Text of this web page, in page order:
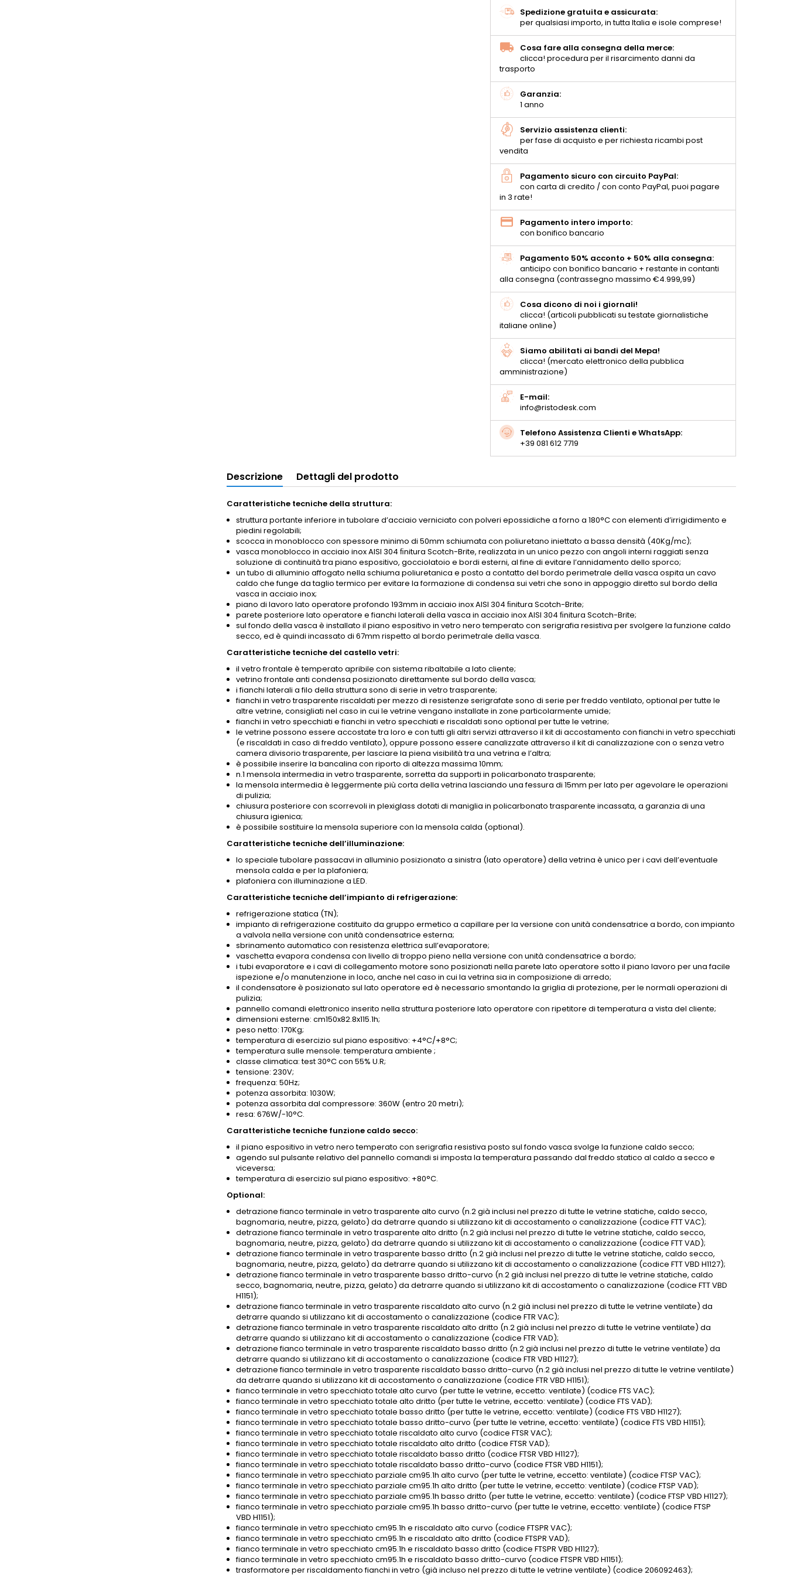
Spedizione gratuita e assicurata:
per qualsiasi importo, in tutta Italia e isole comprese!
Cosa fare alla consegna della merce:
clicca! procedura per il risarcimento danni da
trasporto
Garanzia:
1 anno
Servizio assistenza clienti:
per fase di acquisto e per richiesta ricambi post
vendita
Pagamento sicuro con circuito PayPal:
con carta di credito / con conto PayPal, puoi pagare
in 3 rate!
Pagamento intero importo:
con bonifico bancario
Pagamento 50% acconto + 50% alla consegna:
anticipo con bonifico bancario + restante in contanti
alla consegna (contrassegno massimo €4.999,99)
Cosa dicono di noi i giornali!
clicca! (articoli pubblicati su testate giornalistiche
italiane online)
Siamo abilitati ai bandi del Mepa!
clicca! (mercato elettronico della pubblica
amministrazione)
E-mail:
info@ristodesk.com
Telefono Assistenza Clienti e WhatsApp:
+39 081 612 7719
Descrizione Dettagli del prodotto
Caratteristiche tecniche della struttura:
struttura portante inferiore in tubolare d’acciaio verniciato con polveri epossidiche a forno a 180°C con elementi d’irrigidimento e
piedini regolabili;
scocca in monoblocco con spessore minimo di 50mm schiumata con poliuretano iniettato a bassa densità (40Kg/mc);
vasca monoblocco in acciaio inox AISI 304 ﬁnitura Scotch-Brite, realizzata in un unico pezzo con angoli interni raggiati senza
soluzione di continuità tra piano espositivo, gocciolatoio e bordi esterni, al fine di evitare l’annidamento dello sporco;
un tubo di alluminio affogato nella schiuma poliuretanica e posto a contatto del bordo perimetrale della vasca ospita un cavo
caldo che funge da taglio termico per evitare la formazione di condensa sui vetri che sono in appoggio diretto sul bordo della
vasca in acciaio inox;
piano di lavoro lato operatore profondo 193mm in acciaio inox AISI 304 ﬁnitura Scotch-Brite;
parete posteriore lato operatore e fianchi laterali della vasca in acciaio inox AISI 304 ﬁnitura Scotch-Brite;
sul fondo della vasca è installato il piano espositivo in vetro nero temperato con serigrafia resistiva per svolgere la funzione caldo
secco, ed è quindi incassato di 67mm rispetto al bordo perimetrale della vasca.
Caratteristiche tecniche del castello vetri:
il vetro frontale è temperato apribile con sistema ribaltabile a lato cliente;
vetrino frontale anti condensa posizionato direttamente sul bordo della vasca;
i fianchi laterali a filo della struttura sono di serie in vetro trasparente;
fianchi in vetro trasparente riscaldati per mezzo di resistenze serigrafate sono di serie per freddo ventilato, optional per tutte le
altre vetrine, consigliati nel caso in cui le vetrine vengano installate in zone particolarmente umide;
fianchi in vetro specchiati e fianchi in vetro specchiati e riscaldati sono optional per tutte le vetrine;
le vetrine possono essere accostate tra loro e con tutti gli altri servizi attraverso il kit di accostamento con fianchi in vetro specchiati
(e riscaldati in caso di freddo ventilato), oppure possono essere canalizzate attraverso il kit di canalizzazione con o senza vetro
camera divisorio trasparente, per lasciare la piena visibilità tra una vetrina e l’altra;
è possibile inserire la bancalina con riporto di altezza massima 10mm;
n.1 mensola intermedia in vetro trasparente, sorretta da supporti in policarbonato trasparente;
la mensola intermedia è leggermente più corta della vetrina lasciando una fessura di 15mm per lato per agevolare le operazioni
di pulizia;
chiusura posteriore con scorrevoli in plexiglass dotati di maniglia in policarbonato trasparente incassata, a garanzia di una
chiusura igienica;
è possibile sostituire la mensola superiore con la mensola calda (optional).
Caratteristiche tecniche dell’illuminazione:
lo speciale tubolare passacavi in alluminio posizionato a sinistra (lato operatore) della vetrina è unico per i cavi dell’eventuale
mensola calda e per la plafoniera;
plafoniera con illuminazione a LED.
Caratteristiche tecniche dell’impianto di refrigerazione:
refrigerazione statica (TN);
impianto di refrigerazione costituito da gruppo ermetico a capillare per la versione con unità condensatrice a bordo, con impianto
a valvola nella versione con unità condensatrice esterna;
sbrinamento automatico con resistenza elettrica sull’evaporatore;
vaschetta evapora condensa con livello di troppo pieno nella versione con unità condensatrice a bordo;
i tubi evaporatore e i cavi di collegamento motore sono posizionati nella parete lato operatore sotto il piano lavoro per una facile
ispezione e/o manutenzione in loco, anche nel caso in cui la vetrina sia in composizione di arredo;
il condensatore è posizionato sul lato operatore ed è necessario smontando la griglia di protezione, per le normali operazioni di
pulizia;
pannello comandi elettronico inserito nella struttura posteriore lato operatore con ripetitore di temperatura a vista del cliente;
dimensioni esterne: cm150x82.8x115.1h;
peso netto: 170Kg;
temperatura di esercizio sul piano espositivo: +4°C/+8°C;
temperatura sulle mensole: temperatura ambiente ;
classe climatica: test 30°C con 55% U.R;
tensione: 230V;
frequenza: 50Hz;
potenza assorbita: 1030W;
potenza assorbita dal compressore: 360W (entro 20 metri);
resa: 676W/-10°C.
Caratteristiche tecniche funzione caldo secco:
il piano espositivo in vetro nero temperato con serigrafia resistiva posto sul fondo vasca svolge la funzione caldo secco;
agendo sul pulsante relativo del pannello comandi si imposta la temperatura passando dal freddo statico al caldo a secco e
viceversa;
temperatura di esercizio sul piano espositivo: +80°C.
Optional:
detrazione fianco terminale in vetro trasparente alto curvo (n.2 già inclusi nel prezzo di tutte le vetrine statiche, caldo secco,
bagnomaria, neutre, pizza, gelato) da detrarre quando si utilizzano kit di accostamento o canalizzazione (codice FTT VAC);
detrazione fianco terminale in vetro trasparente alto dritto (n.2 già inclusi nel prezzo di tutte le vetrine statiche, caldo secco,
bagnomaria, neutre, pizza, gelato) da detrarre quando si utilizzano kit di accostamento o canalizzazione (codice FTT VAD);
detrazione fianco terminale in vetro trasparente basso dritto (n.2 già inclusi nel prezzo di tutte le vetrine statiche, caldo secco,
bagnomaria, neutre, pizza, gelato) da detrarre quando si utilizzano kit di accostamento o canalizzazione (codice FTT VBD H1127);
detrazione fianco terminale in vetro trasparente basso dritto-curvo (n.2 già inclusi nel prezzo di tutte le vetrine statiche, caldo
secco, bagnomaria, neutre, pizza, gelato) da detrarre quando si utilizzano kit di accostamento o canalizzazione (codice FTT VBD
H1151);
detrazione fianco terminale in vetro trasparente riscaldato alto curvo (n.2 già inclusi nel prezzo di tutte le vetrine ventilate) da
detrarre quando si utilizzano kit di accostamento o canalizzazione (codice FTR VAC);
detrazione fianco terminale in vetro trasparente riscaldato alto dritto (n.2 già inclusi nel prezzo di tutte le vetrine ventilate) da
detrarre quando si utilizzano kit di accostamento o canalizzazione (codice FTR VAD);
detrazione fianco terminale in vetro trasparente riscaldato basso dritto (n.2 già inclusi nel prezzo di tutte le vetrine ventilate) da
detrarre quando si utilizzano kit di accostamento o canalizzazione (codice FTR VBD H1127);
detrazione fianco terminale in vetro trasparente riscaldato basso dritto-curvo (n.2 già inclusi nel prezzo di tutte le vetrine ventilate)
da detrarre quando si utilizzano kit di accostamento o canalizzazione (codice FTR VBD H1151);
fianco terminale in vetro specchiato totale alto curvo (per tutte le vetrine, eccetto: ventilate) (codice FTS VAC);
fianco terminale in vetro specchiato totale alto dritto (per tutte le vetrine, eccetto: ventilate) (codice FTS VAD);
fianco terminale in vetro specchiato totale basso dritto (per tutte le vetrine, eccetto: ventilate) (codice FTS VBD H1127);
fianco terminale in vetro specchiato totale basso dritto-curvo (per tutte le vetrine, eccetto: ventilate) (codice FTS VBD H1151);
fianco terminale in vetro specchiato totale riscaldato alto curvo (codice FTSR VAC);
fianco terminale in vetro specchiato totale riscaldato alto dritto (codice FTSR VAD);
fianco terminale in vetro specchiato totale riscaldato basso dritto (codice FTSR VBD H1127);
fianco terminale in vetro specchiato totale riscaldato basso dritto-curvo (codice FTSR VBD H1151);
fianco terminale in vetro specchiato parziale cm95.1h alto curvo (per tutte le vetrine, eccetto: ventilate) (codice FTSP VAC);
fianco terminale in vetro specchiato parziale cm95.1h alto dritto (per tutte le vetrine, eccetto: ventilate) (codice FTSP VAD);
fianco terminale in vetro specchiato parziale cm95.1h basso dritto (per tutte le vetrine, eccetto: ventilate) (codice FTSP VBD H1127);
fianco terminale in vetro specchiato parziale cm95.1h basso dritto-curvo (per tutte le vetrine, eccetto: ventilate) (codice FTSP
VBD H1151);
fianco terminale in vetro specchiato cm95.1h e riscaldato alto curvo (codice FTSPR VAC);
fianco terminale in vetro specchiato cm95.1h e riscaldato alto dritto (codice FTSPR VAD);
fianco terminale in vetro specchiato cm95.1h e riscaldato basso dritto (codice FTSPR VBD H1127);
fianco terminale in vetro specchiato cm95.1h e riscaldato basso dritto-curvo (codice FTSPR VBD H1151);
trasformatore per riscaldamento fianchi in vetro (già incluso nel prezzo di tutte le vetrine ventilate) (codice 206092463);